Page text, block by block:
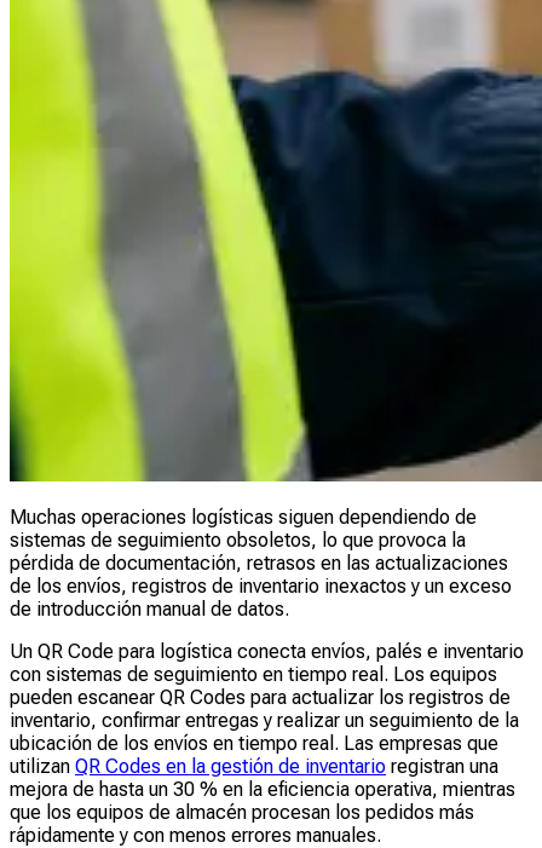
Muchas operaciones logísticas siguen dependiendo de
sistemas de seguimiento obsoletos, lo que provoca la
pérdida de documentación, retrasos en las actualizaciones
de los envíos, registros de inventario inexactos y un exceso
de introducción manual de datos.
Un QR Code para logística conecta envíos, palés e inventario
con sistemas de seguimiento en tiempo real. Los equipos
pueden escanear QR Codes para actualizar los registros de
inventario, confirmar entregas y realizar un seguimiento de la
ubicación de los envíos en tiempo real. Las empresas que
utilizan QR Codes en la gestión de inventario registran una
mejora de hasta un 30 % en la eficiencia operativa, mientras
que los equipos de almacén procesan los pedidos más
rápidamente y con menos errores manuales.